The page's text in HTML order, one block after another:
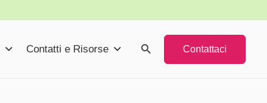
Contatti e Risorse Cerca Contattaci